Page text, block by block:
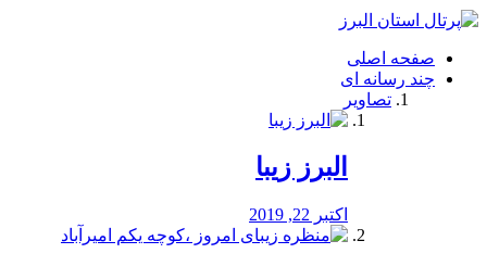
فصد
شرق
تهران
خشکشویی
صفحه اصلی
چند رسانه ای
تصاویر
البرز زیبا
اکتبر 22, 2019